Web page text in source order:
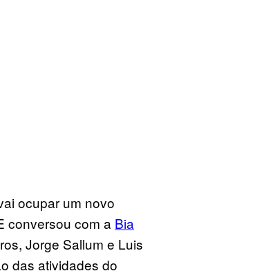
ocupar um novo
conversou com a Bia
Jorge Sallum e Luis
das atividades do